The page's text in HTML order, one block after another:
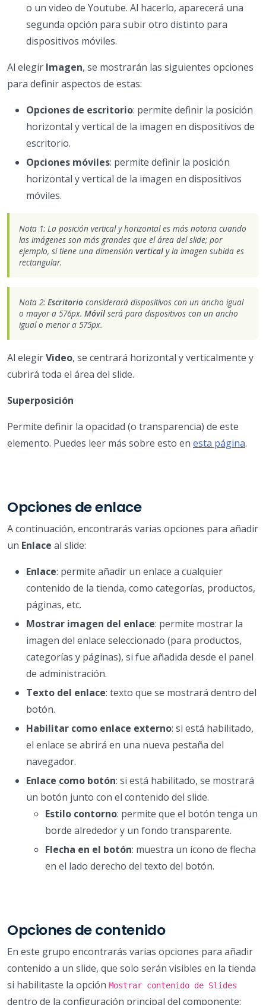
o un video de Youtube. Al hacerlo, aparecerá una
segunda opción para subir otro distinto para
dispositivos móviles.
Al elegir Imagen, se mostrarán las siguientes opciones
para definir aspectos de estas:
Opciones de escritorio: permite definir la posición
horizontal y vertical de la imagen en dispositivos de
escritorio.
Opciones móviles: permite definir la posición
horizontal y vertical de la imagen en dispositivos
móviles.
Nota 1: La posición vertical y horizontal es más notoria cuando
las imágenes son más grandes que el área del slide; por
ejemplo, si tiene una dimensión vertical y la imagen subida es
rectangular.
Nota 2: Escritorio considerará dispositivos con un ancho igual
o mayor a 576px. Móvil será para dispositivos con un ancho
igual o menor a 575px.
Al elegirVideo, se centrará horizontal y verticalmente y
cubrirá toda el área del slide.
Superposición
Permite definir la opacidad (o transparencia) de este
elemento. Puedes leer más sobre esto en esta página.
Opciones de enlace
A continuación, encontrarás varias opciones para añadir
un Enlace al slide:
Enlace: permite añadir un enlace a cualquier
contenido de la tienda, como categorías, productos,
páginas, etc.
Mostrar imagen del enlace: permite mostrar la
imagen del enlace seleccionado (para productos,
categorías y páginas), si fue añadida desde el panel
de administración.
Texto del enlace: texto que se mostrará dentro del
botón.
Habilitar como enlace externo: si está habilitado,
el enlace se abrirá en una nueva pestaña del
navegador.
Enlace como botón: si está habilitado, se mostrará
un botón junto con el contenido del slide.
Estilo contorno: permite que el botón tenga un
borde alrededor y un fondo transparente.
Flecha en el botón: muestra un ícono de flecha
en el lado derecho del texto del botón.
Opciones de contenido
En este grupo encontrarás varias opciones para añadir
contenido a un slide, que solo serán visibles en la tienda
si habilitaste la opción Mostrar contenido de Slides
dentro de la configuración principal del componente: